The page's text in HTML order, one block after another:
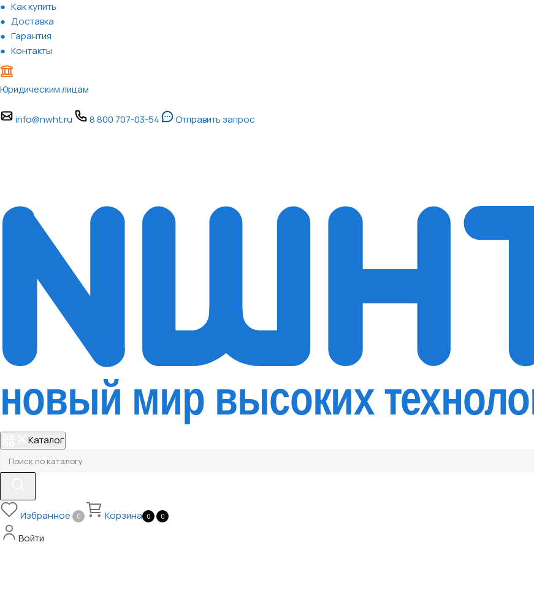
Как купить
Доставка
Гарантия
Контакты
Юридическим лицам
info@nwht.ru 8 800 707-03-54 Отправить запрос
Каталог
Избранное 0 Корзина 0 0
Войти